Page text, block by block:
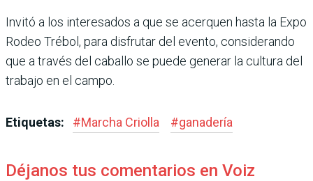
Invitó a los interesados a que se acerquen hasta la Expo
Rodeo Trébol, para disfrutar del evento, considerando
que a través del caballo se puede generar la cultura del
trabajo en el campo.
Etiquetas: #Marcha Criolla #ganadería
Déjanos tus comentarios en Voiz